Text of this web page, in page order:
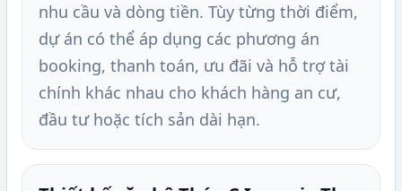
nhu cầu và dòng tiền. Tùy từng thời điểm,
dự án có thể áp dụng các phương án
booking, thanh toán, ưu đãi và hỗ trợ tài
chính khác nhau cho khách hàng an cư,
đầu tư hoặc tích sản dài hạn.